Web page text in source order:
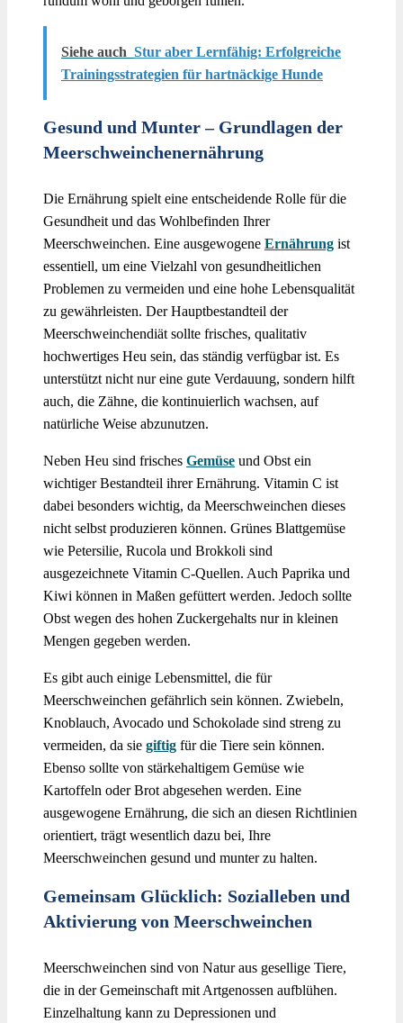
Siehe auch Stur aber Lernfähig: Erfolgreiche
Trainingsstrategien für hartnäckige Hunde
Gesund und Munter – Grundlagen der
Meerschweinchenernährung
Die Ernährung spielt eine entscheidende Rolle für die
Gesundheit und das Wohlbefinden Ihrer
Meerschweinchen. Eine ausgewogene Ernährung ist
essentiell, um eine Vielzahl von gesundheitlichen
Problemen zu vermeiden und eine hohe Lebensqualität
zu gewährleisten. Der Hauptbestandteil der
Meerschweinchendiät sollte frisches, qualitativ
hochwertiges Heu sein, das ständig verfügbar ist. Es
unterstützt nicht nur eine gute Verdauung, sondern hilft
auch, die Zähne, die kontinuierlich wachsen, auf
natürliche Weise abzunutzen.
Neben Heu sind frisches Gemüse und Obst ein
wichtiger Bestandteil ihrer Ernährung. Vitamin C ist
dabei besonders wichtig, da Meerschweinchen dieses
nicht selbst produzieren können. Grünes Blattgemüse
wie Petersilie, Rucola und Brokkoli sind
ausgezeichnete Vitamin C-Quellen. Auch Paprika und
Kiwi können in Maßen gefüttert werden. Jedoch sollte
Obst wegen des hohen Zuckergehalts nur in kleinen
Mengen gegeben werden.
Es gibt auch einige Lebensmittel, die für
Meerschweinchen gefährlich sein können. Zwiebeln,
Knoblauch, Avocado und Schokolade sind streng zu
vermeiden, da sie giftig für die Tiere sein können.
Ebenso sollte von stärkehaltigem Gemüse wie
Kartoffeln oder Brot abgesehen werden. Eine
ausgewogene Ernährung, die sich an diesen Richtlinien
orientiert, trägt wesentlich dazu bei, Ihre
Meerschweinchen gesund und munter zu halten.
Gemeinsam Glücklich: Sozialleben und
Aktivierung von Meerschweinchen
Meerschweinchen sind von Natur aus gesellige Tiere,
die in der Gemeinschaft mit Artgenossen aufblühen.
Einzelhaltung kann zu Depressionen und